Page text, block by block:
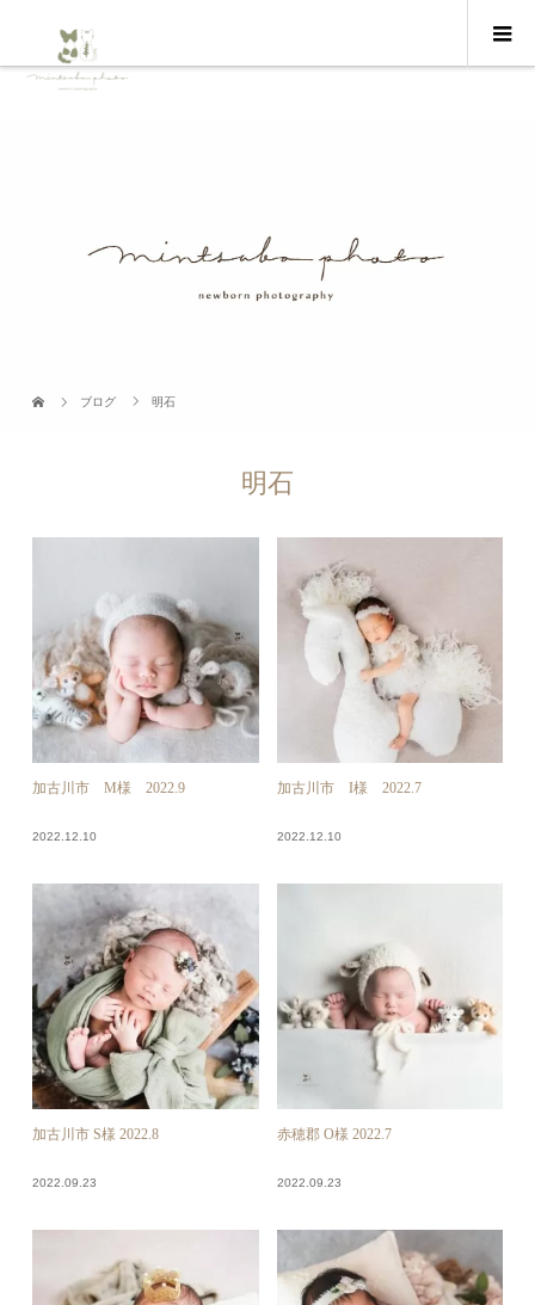
ブログ 明石
明石
加古川市 M様 2022.9
2022.12.10
加古川市 I様 2022.7
2022.12.10
加古川市 S様 2022.8
2022.09.23
赤穂郡 O様 2022.7
2022.09.23